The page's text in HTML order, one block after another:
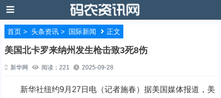
首页> 头条资讯> 国际新闻 正文
美国北卡罗来纳州发生枪击致3死8伤
新华网 阅读：221 2025-09-28
新华社纽约9月27日电（记者施春）据美国媒体报道，美